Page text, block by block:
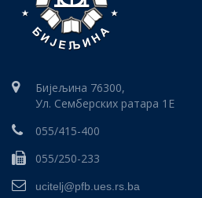
Бијељина 76300,
Ул. Семберских ратара 1E
055/415-400
055/250-233
ucitelj@pfb.ues.rs.ba